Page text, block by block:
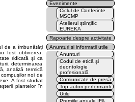
Evenimente
Ciclul de Conferinte
MSCMP
Atelierul științific
EUREKA
Rapoarte despre activitate
Anunturi si informatii utile
Anunturi
Codul de etică și
deontologie
profesională
Comiunicate de presă
Top autori performanți
Utile
Premiile anuale IFA
de a îmbunătăți
fost obținerea,
ridicată și ca
determinarea
analiză termică
noi de
A fost studiat
plantelor în